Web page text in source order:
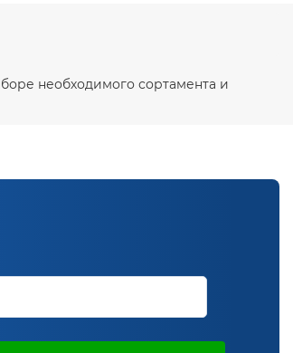
необходимого сортамента и